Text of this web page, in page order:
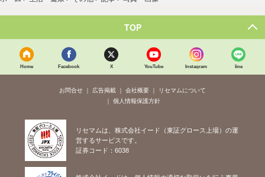
TOP
Home Facebook X YouTube Instagram line
お問合せ 広告掲載 会社概要
リセマムについて
個人情報保護方針
リセマムは、株式会社イード（東証グロース上場）の運
営するサービスです。
証券コード：6038